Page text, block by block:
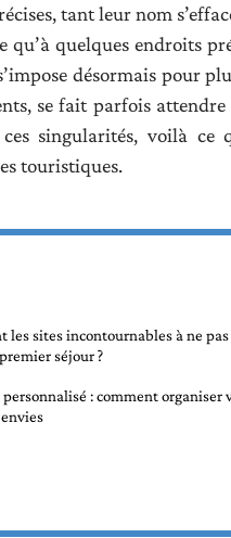
tant leur nom
qu’à quelques endroits
désormais pour
se fait parfois
singularités, voilà ce
touristiques.
les sites incontournables à ne
séjour ?
: comment organiser